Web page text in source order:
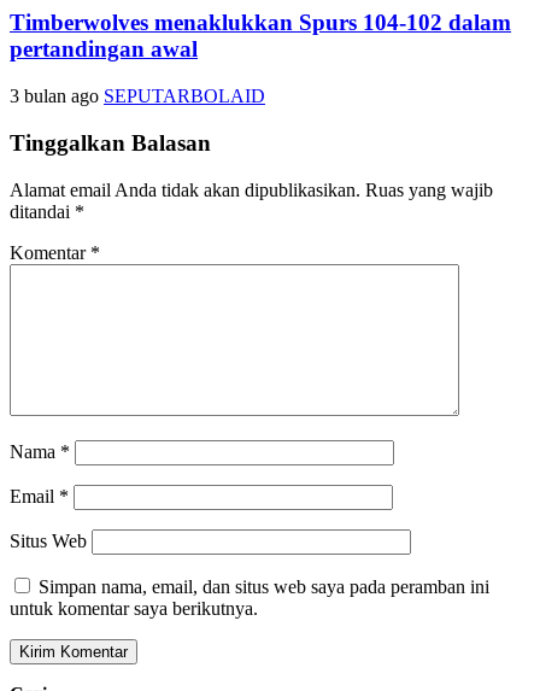
Timberwolves menaklukkan Spurs 104-102 dalam
pertandingan awal
3 bulan ago SEPUTARBOLAID
Tinggalkan Balasan
Alamat email Anda tidak akan dipublikasikan. Ruas yang wajib
ditandai *
Komentar *
Nama *
Email *
Situs Web
Simpan nama, email, dan situs web saya pada peramban ini
untuk komentar saya berikutnya.